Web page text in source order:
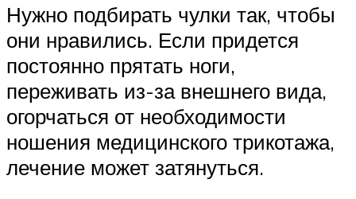
Нужно подбирать чулки так, чтобы
они нравились. Если придется
постоянно прятать ноги,
переживать из-за внешнего вида,
огорчаться от необходимости
ношения медицинского трикотажа,
лечение может затянуться.